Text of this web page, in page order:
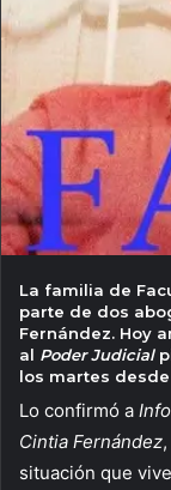
La familia de
parte de dos
Fernández. Hoy
al Poder Judicial
los martes
Lo confirmó a
Cintia Fernández,
situación que